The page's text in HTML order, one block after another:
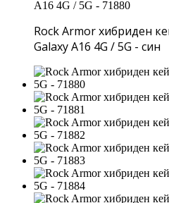
Rock Armor хибриден
Galaxy A16 4G / 5G - син